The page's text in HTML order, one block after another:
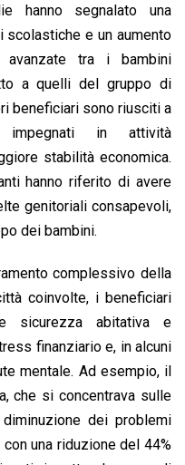
hanno segnalato una
e un aumento
avanzate tra i bambini
a quelli del gruppo di
beneficiari sono riusciti a
in attività
stabilità economica.
hanno riferito di avere
genitoriali consapevoli,
dei bambini.
complessivo della
coinvolte, i beneficiari
sicurezza abitativa e
finanziario e, in alcuni
mentale. Ad esempio, il
che si concentrava sulle
dei problemi
una riduzione del 44%